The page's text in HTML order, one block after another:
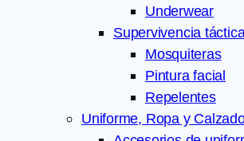
Underwear
Supervivencia
Mosquiteras
Pintura facial
Repelentes
Uniforme, Ropa y